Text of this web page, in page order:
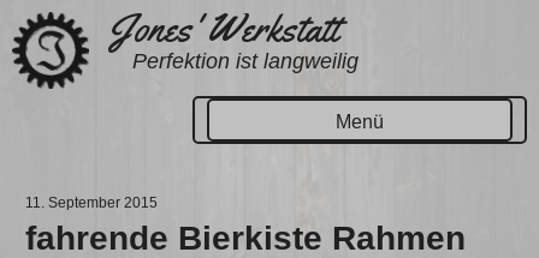
Zum
Inhalt
springen
Jones' Werkstatt
Perfektion ist langweilig
Menü
11. September 2015
fahrende Bierkiste Rahmen